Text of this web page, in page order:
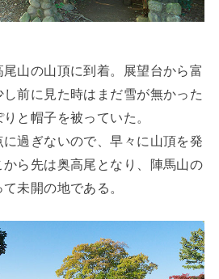
山の山頂に到着。展望台から富
前に見た時はまだ雪が無かった
と帽子を被っていた。
過ぎないので、早々に山頂を発
ら先は奥高尾となり、陣馬山の
未開の地である。